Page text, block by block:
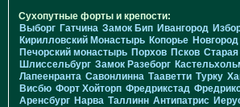
Сухопутные форты и крепости:
Выборг Гатчина Замок Бип Ивангород
Кирилловский Монастырь Копорье Новгород
Печорcкий монастырь Порхов Псков
Шлиссельбург Замок Разеборг
Лапеенранта Савонлинна Тааветти Турку
Висбю Форт Хойторп Фредрикстад
Аренсбург Нарва Таллинн Антипатрис